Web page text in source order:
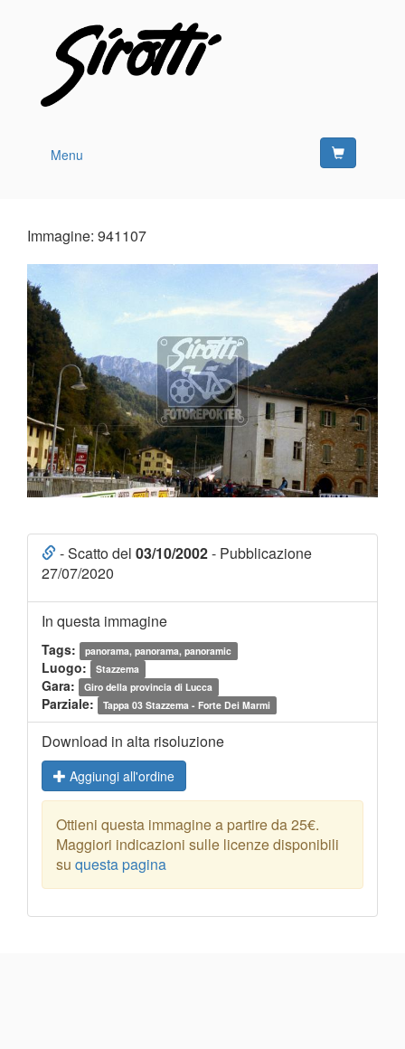
Menu
Immagine: 941107
- Scatto del 03/10/2002- Pubblicazione
27/07/2020
In questa immagine
Tags: panorama, panorama, panoramic
Luogo: Stazzema
Gara: Giro della provincia di Lucca
Parziale: Tappa 03 Stazzema - Forte Dei Marmi
Download in alta risoluzione
Aggiungi all'ordine
Ottieni questa immagine a partire da 25€.
Maggiori indicazioni sulle licenze disponibili
su questa pagina